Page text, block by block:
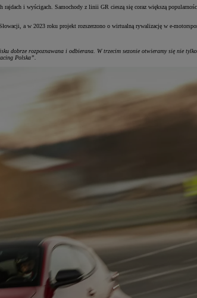
i wyścigach. Samochody z linii GR cieszą się coraz większą
a w 2023 roku projekt rozszerzono o wirtualną rywalizację w e-
dobrze rozpoznawana i odbierana. W trzecim sezonie otwieramy się nie
Polska”.